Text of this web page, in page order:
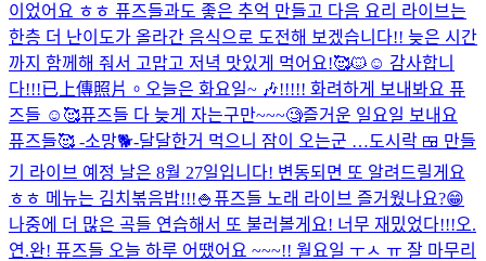
이었어요 ㅎㅎ 퓨즈들과도 좋은 추억 만들고 다음 요리 라이브는
한층 더 난이도가 올라간 음식으로 도전해 보겠습니다!! 늦은 시간
까지 함께해 줘서 고맙고 저녁 맛있게 먹어요!🥰🐱☺️ 감사합니
다!!!已上傳照片。 오늘은 화요일~ 🎶!!!!! 화려하게 보내봐요 퓨
즈들 ☺️🥰퓨즈들 다 늦게 자는구만~~~🧐즐거운 일요일 보내요
퓨즈들🥰 -소망🐕-달달한거 먹으니 잠이 오는군 …도시락 🍱 만들
기 라이브 예정 날은 8월 27일입니다! 변동되면 또 알려드릴게요
ㅎㅎ 메뉴는 김치볶음밥!!!🍚퓨즈들 노래 라이브 즐거웠나요?😁
나중에 더 많은 곡들 연습해서 또 불러볼게요! 너무 재밌었다!!!오.
연.완! 퓨즈들 오늘 하루 어땠어요 ~~~!! 월요일 ㅜㅅ ㅠ 잘 마무리